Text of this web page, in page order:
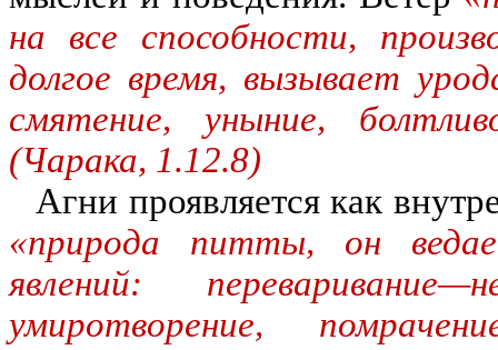
на все способности,
долгое время, вызывает
смятение, уныние,
(Чарака, 1.12.8)
Агни проявляется как
«природа питты, он
явлений:
умиротворение,